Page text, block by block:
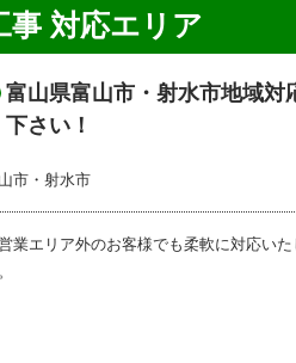
事 対応エリア
富山県富山市・射水市地域対
下さい！
市・射水市
業エリア外のお客様でも柔軟に対応い